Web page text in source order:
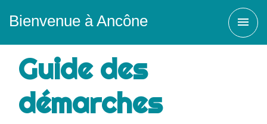
Bienvenue à Ancône menu
Guide des
démarches